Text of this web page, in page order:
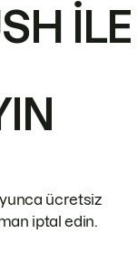
ILE
ücretsiz
iptal edin.